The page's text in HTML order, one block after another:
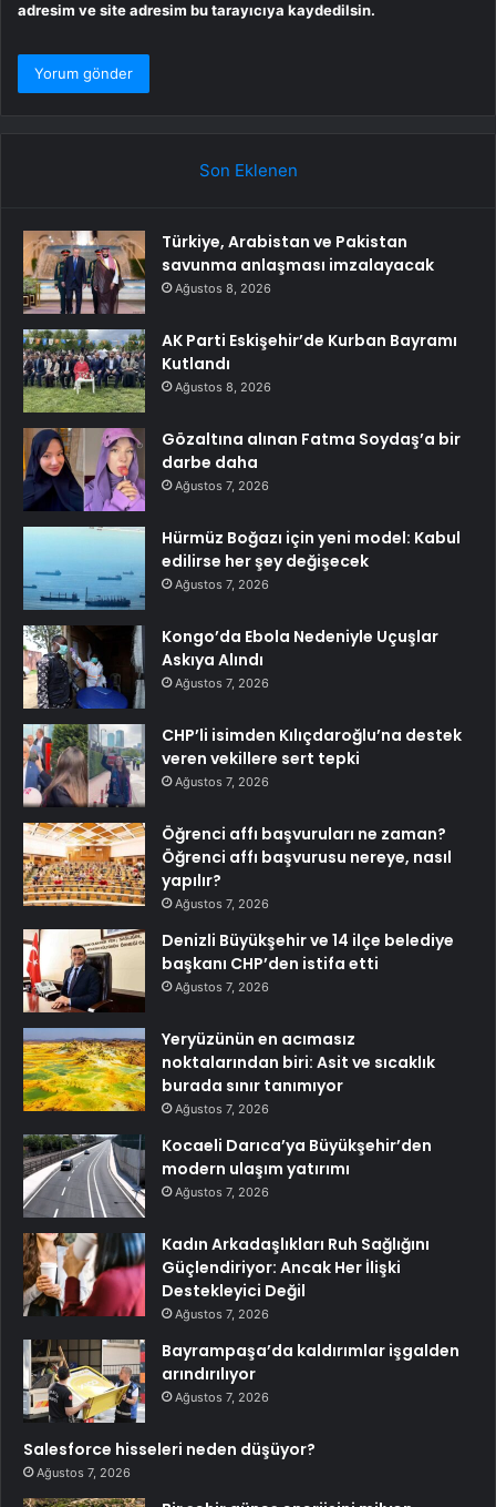
adresim ve site adresim bu tarayıcıya kaydedilsin.
Son Eklenen
Türkiye, Arabistan ve Pakistan
savunma anlaşması imzalayacak
Ağustos 8, 2026
AK Parti Eskişehir’de Kurban Bayramı
Kutlandı
Ağustos 8, 2026
Gözaltına alınan Fatma Soydaş’a bir
darbe daha
Ağustos 7, 2026
Hürmüz Boğazı için yeni model: Kabul
edilirse her şey değişecek
Ağustos 7, 2026
Kongo’da Ebola Nedeniyle Uçuşlar
Askıya Alındı
Ağustos 7, 2026
CHP’li isimden Kılıçdaroğlu’na destek
veren vekillere sert tepki
Ağustos 7, 2026
Öğrenci affı başvuruları ne zaman?
Öğrenci affı başvurusu nereye, nasıl
yapılır?
Ağustos 7, 2026
Denizli Büyükşehir ve 14 ilçe belediye
başkanı CHP’den istifa etti
Ağustos 7, 2026
Yeryüzünün en acımasız
noktalarından biri: Asit ve sıcaklık
burada sınır tanımıyor
Ağustos 7, 2026
Kocaeli Darıca’ya Büyükşehir’den
modern ulaşım yatırımı
Ağustos 7, 2026
Kadın Arkadaşlıkları Ruh Sağlığını
Güçlendiriyor: Ancak Her İlişki
Destekleyici Değil
Ağustos 7, 2026
Bayrampaşa’da kaldırımlar işgalden
arındırılıyor
Ağustos 7, 2026
Salesforce hisseleri neden düşüyor?
Ağustos 7, 2026